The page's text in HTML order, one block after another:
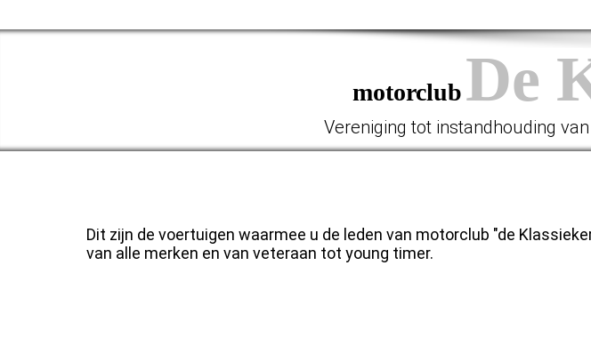
motorclubDe
Vereniging tot instandhouding
Dit zijn de voertuigen waarmee u de leden van motorclub "de
van alle merken en van veteraan tot young timer.